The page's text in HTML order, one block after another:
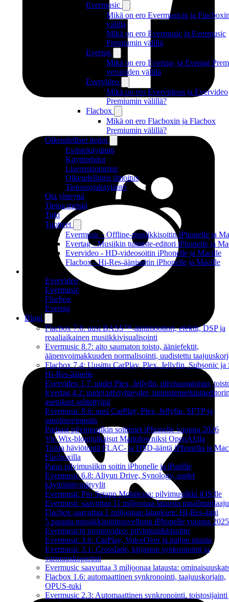
Evermusic
Mikä on ero Evermusicin ja
välillä
Mikä on ero Evermusic ja Evermusic
Premiumin välillä
Evertag
Mikä on ero Evertag- ja Evertag
versioiden välillä
Evervideo
Mikä on ero Evervideon ja Evervideo
Premiumin välillä?
Flacbox
Mikä on ero Flacboxin ja Flacbox
Premiumin välillä?
Oikeudelliset tiedot
Evästekäytäntö
Käyttöehdot
Lisenssisopimus
Oikeudellinen ilmoitus
Tietosuojakäytäntö
Ota yhteyttä
Tietoa meistä
Tuki
Tuotteet
Evermusic - Offline-musiikkisoitin iPhonelle ja
Evertag - Musiikin tunniste-editori iPhonelle ja
Evervideo - HD-videosoitin iPhonelle ja Macille
Flacbox - Hi-Res-äänisoitin iPhonelle ja Macille
Evervideo
Evermusic
Flacbox
Evertag
Blogi
Flacbox 7.6: uusi BASS™-äänimoottori, efektit, DSP ja
reaaliaikainen musiikkivisualisointi
Evermusic 8.7: aito saumaton toisto, ääniefektit,
äänenvoimakkuuden normalisointi, uudistettu
Flacbox 7.4: Uusittu CarPlay, Plex, Jellyfin, Subsonic ja
Hi-Res-äänelle
Evervideo 1.7: uudet Plex, Jellyfin, pilvisuoratoisto,
Evertag 4.2: uudet pilviyhteydet,
asetukset selitettyinä
Evermusic 8.6: uusi CarPlay, Plex, Jellyfin, SFTP ja
sanoitusvimpain
Parhaat pilvimusiikin soittimet iPhonelle vuonna 2026
Vie Wix-blogijulkaisut Markdowniksi OpenAI:lla
Toista häviötöntä FLAC- ja DSD-ääntä iPhonella ja
Flacboxilla
Paras pilvimusiikin soitin iPhonelle ja iPadille
Evermusic 6.8: Aliyun Drive, Synology, uudet
käyttöliittymätyylit
Evermusic Pro Setapp Mobilessa: pilvimusiikki iOS:lle
Evermusic saavuttaa 11 miljoonaa latausta
Flacbox saavuttaa 1 miljoonan latauksen: Hi-Res-ääni
5 parasta musiikkisoitinsovellusta iPhonelle vuonna 2025
Evermusicin promovideo: pilvimusiikkisoitin
Evermusic 3.6: CarPlay, VoiceOver ja paljon muuta
Evermusic 3.1: Crossfade, kirjaston synkronointi ja
varmuuskopiointi
Evermusic saavuttaa 3 miljoonaa latausta:
Flacbox 1.6: automaattinen synkronointi, taajuuskorjain,
OPUS-tuki
Evermusic 2.3: Automaattinen synkronointi, toistosijainti